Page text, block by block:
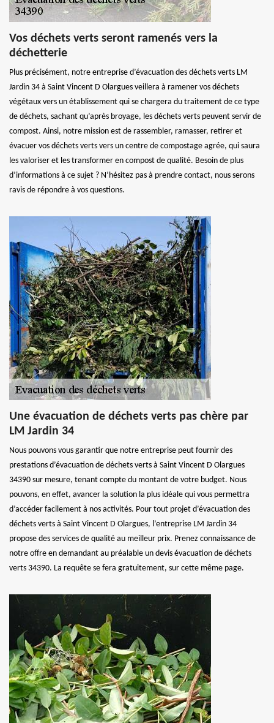
Vos déchets verts seront ramenés vers la
déchetterie
Plus précisément, notre entreprise d’évacuation des déchets verts LM
Jardin 34 à Saint Vincent D Olargues veillera à ramener vos déchets
végétaux vers un établissement qui se chargera du traitement de ce type
de déchets, sachant qu’après broyage, les déchets verts peuvent servir de
compost. Ainsi, notre mission est de rassembler, ramasser, retirer et
évacuer vos déchets verts vers un centre de compostage agrée, qui saura
les valoriser et les transformer en compost de qualité. Besoin de plus
d’informations à ce sujet ? N’hésitez pas à prendre contact, nous serons
ravis de répondre à vos questions.
Une évacuation de déchets verts pas chère par
LM Jardin 34
Nous pouvons vous garantir que notre entreprise peut fournir des
prestations d’évacuation de déchets verts à Saint Vincent D Olargues
34390 sur mesure, tenant compte du montant de votre budget. Nous
pouvons, en effet, avancer la solution la plus idéale qui vous permettra
d’accéder facilement à nos activités. Pour tout projet d’évacuation des
déchets verts à Saint Vincent D Olargues, l’entreprise LM Jardin 34
propose des services de qualité au meilleur prix. Prenez connaissance de
notre offre en demandant au préalable un devis évacuation de déchets
verts 34390. La requête se fera gratuitement, sur cette même page.